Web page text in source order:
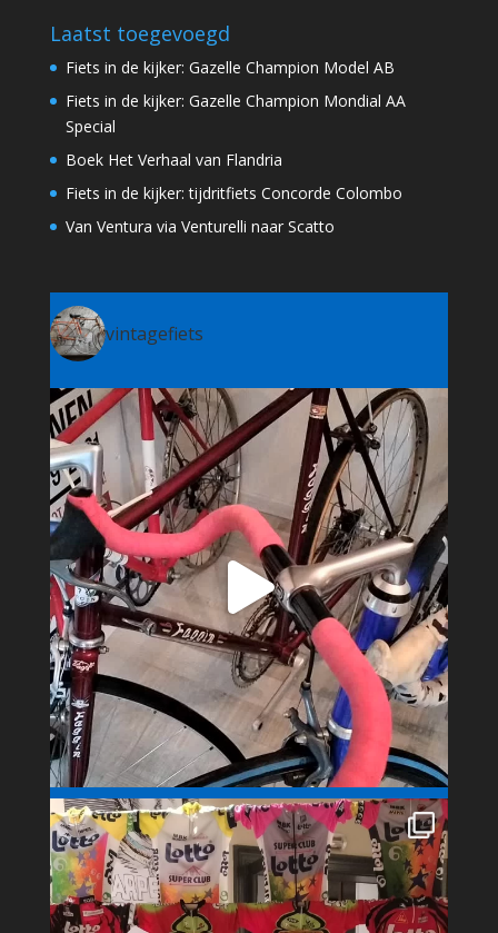
Laatst toegevoegd
Fiets in de kijker: Gazelle Champion Model AB
Fiets in de kijker: Gazelle Champion Mondial AA
Special
Boek Het Verhaal van Flandria
Fiets in de kijker: tijdritfiets Concorde Colombo
Van Ventura via Venturelli naar Scatto
vintagefiets